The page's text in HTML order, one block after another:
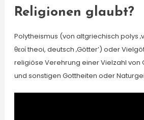
Religionen glaubt?
Polytheismus (von altgriechisch polys
θεοί theoi, deutsch ‚Götter’) oder
religiöse Verehrung einer Vielzahl von
und sonstigen Gottheiten oder